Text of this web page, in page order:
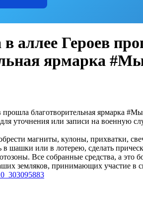
в аллее Героев
ярмарка
прошла благотворительная ярмарка
уточнения или записи на военную
магниты, кулоны, прихватки,
в шашки или в лотерею, сделать
Все собранные средства, а это
земляков, принимающих участие в